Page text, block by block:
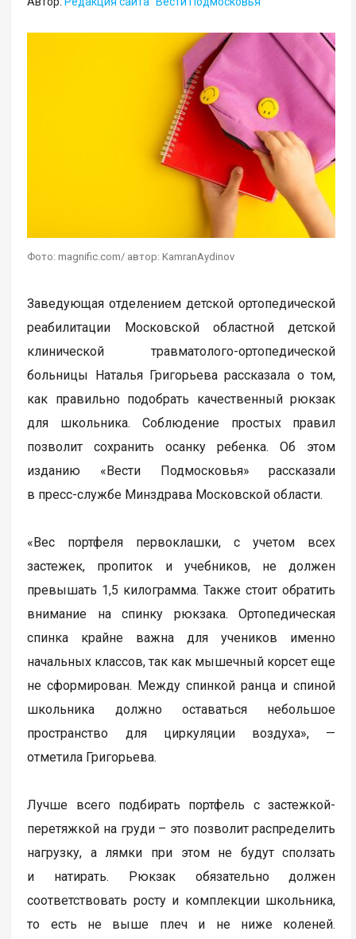
Фото: magnific.com/ автор: KamranAydinov
Заведующая отделением детской ортопедической
реабилитации Московской областной детской
клинической травматолого-ортопедической
больницы Наталья Григорьева рассказала о том,
как правильно подобрать качественный рюкзак
для школьника. Соблюдение простых правил
позволит сохранить осанку ребенка. Об этом
изданию «Вести Подмосковья» рассказали
в пресс-службе Минздрава Московской области.
«Вес портфеля первоклашки, с учетом всех
застежек, пропиток и учебников, не должен
превышать 1,5 килограмма. Также стоит обратить
внимание на спинку рюкзака. Ортопедическая
спинка крайне важна для учеников именно
начальных классов, так как мышечный корсет еще
не сформирован. Между спинкой ранца и спиной
школьника должно оставаться небольшое
пространство для циркуляции воздуха», —
отметила Григорьева.
Лучше всего подбирать портфель с застежкой-
перетяжкой на груди – это позволит распределить
нагрузку, а лямки при этом не будут сползать
и натирать. Рюкзак обязательно должен
соответствовать росту и комплекции школьника,
то есть не выше плеч и не ниже коленей.